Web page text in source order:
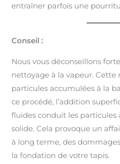
entraîner parfois une
Conseil :
Nous vous déconseillons
nettoyage à la vapeur. Cette
particules accumulées à la
ce procédé, l’addition
fluides conduit les particules
solide. Cela provoque un
à long terme, des
la fondation de votre tapis.